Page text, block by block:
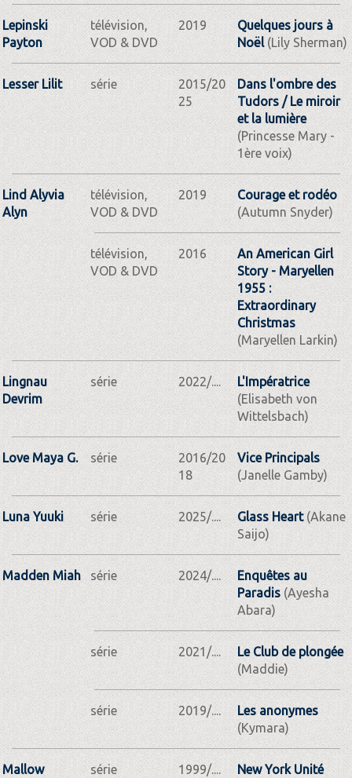
Lepinski
Payton
télévision,
VOD & DVD
2019
Quelques jours à
Noël(Lily Sherman)
Lesser Lilit série
2015/20
25
Dans l'ombre des
Tudors / Le miroir
et la lumière
(Princesse Mary -
1ère voix)
Lind Alyvia
Alyn
télévision,
VOD & DVD
2019
Courage et rodéo
(Autumn Snyder)
télévision,
VOD & DVD
2016
An American Girl
Story - Maryellen
1955 :
Extraordinary
Christmas
(Maryellen Larkin)
Lingnau
Devrim
série 2022/....
L'Impératrice
(Elisabeth von
Wittelsbach)
Love Maya G. série
2016/20
18
Vice Principals
(Janelle Gamby)
Luna Yuuki série 2025/.... Glass Heart(Akane
Saijo)
Madden Miah série 2024/....
Enquêtes au
Paradis(Ayesha
Abara)
série 2021/....
Le Club de plongée
(Maddie)
série 2019/....
Les anonymes
(Kymara)
Mallow
série 1999/....
New York Unité